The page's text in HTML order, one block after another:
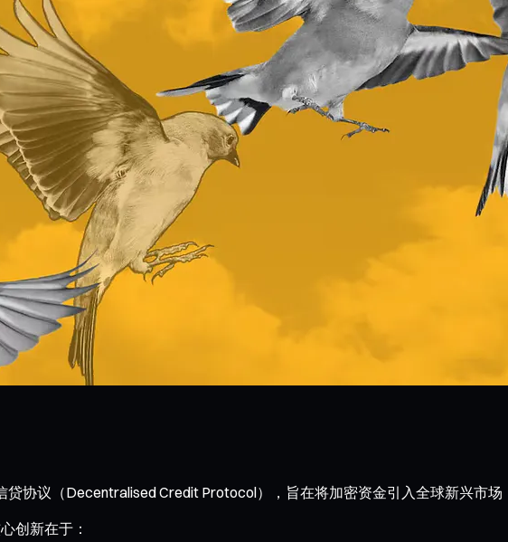
协议（Decentralised Credit Protocol），旨在将加密资金引入全球新兴市
创新在于：